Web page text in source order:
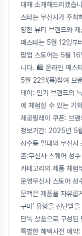
대해 소개해드리겠습
스타는 무신사가 주최
양한 뷰티 브랜드와
페스타는 5월 12일부
팝업 스토어는 5월 16
니다. 🛍️ 온라인 페스
5월 22일(목)참여 브
데이: 인기 브랜드의
에 체험할 수 있는 기
제공릴레이 쿠폰: 브
정보기간: 2025년 5
성수동 일대의 무신
존:무신사 스퀘어 성
카테고리의 제품 체험
운영무신사 스토어 성
문객은 제품을 자유롭
구미’ 유형을 진단받
단독 상품으로 구성된
특별한 혜택사전 예약